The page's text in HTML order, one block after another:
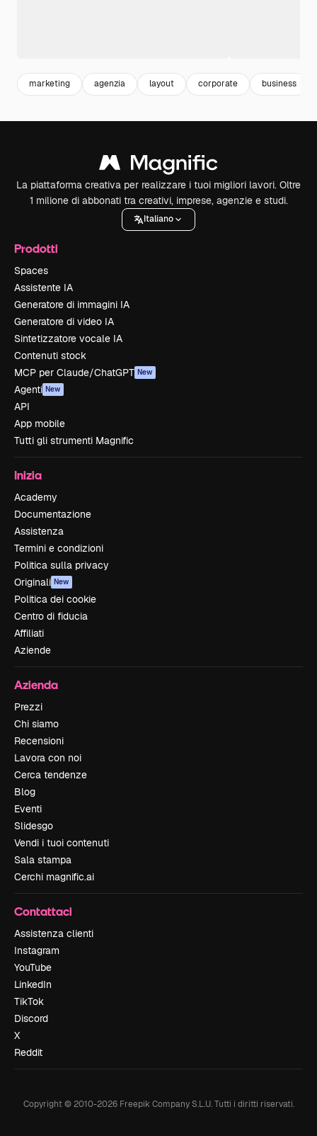
marketing agenzia layout corporate business
La piattaforma creativa per realizzare i tuoi migliori lavori. Oltre
1 milione di abbonati tra creativi, imprese, agenzie e studi.
Italiano
Prodotti
Spaces
Assistente IA
Generatore di immagini IA
Generatore di video IA
Sintetizzatore vocale IA
Contenuti stock
MCP per Claude/ChatGPT New
Agenti New
API
App mobile
Tutti gli strumenti Magnific
Inizia
Academy
Documentazione
Assistenza
Termini e condizioni
Politica sulla privacy
Originali New
Politica dei cookie
Centro di fiducia
Affiliati
Aziende
Azienda
Prezzi
Chi siamo
Recensioni
Lavora con noi
Cerca tendenze
Blog
Eventi
Slidesgo
Vendi i tuoi contenuti
Sala stampa
Cerchi magnific.ai
Contattaci
Assistenza clienti
Instagram
YouTube
LinkedIn
TikTok
Discord
X
Reddit
Copyright © 2010-2026Freepik Company S.L.U. Tutti i diritti riservati.